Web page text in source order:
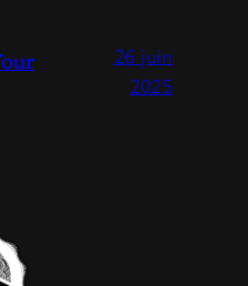
26 juin
2025